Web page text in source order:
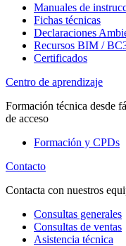
Manuales de
Fichas técnicas
Declaraciones
Recursos BIM /
Certificados
Centro de aprendizaje
Formación técnica desde
de acceso
Formación y CPDs
Contacto
Contacta con nuestros
Consultas generales
Consultas de ventas
Asistencia técnica